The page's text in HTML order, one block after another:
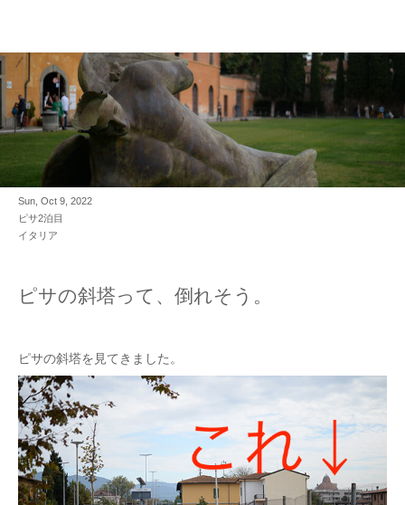
Sun, Oct 9, 2022
ピサ2泊目
イタリア
ピサの斜塔って、倒れそう。
ピサの斜塔を見てきました。